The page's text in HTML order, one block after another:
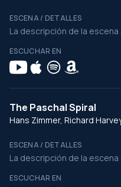
ESCENA / DETALLES
La descripción de la
ESCUCHAR EN
The Paschal Spiral
Hans Zimmer, Richard
ESCENA / DETALLES
La descripción de la
ESCUCHAR EN